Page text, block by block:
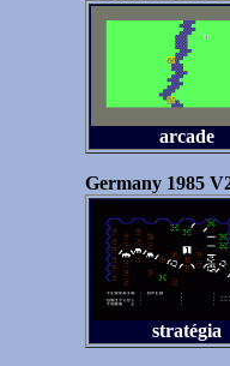
arcade
Germany 1985
stratégia